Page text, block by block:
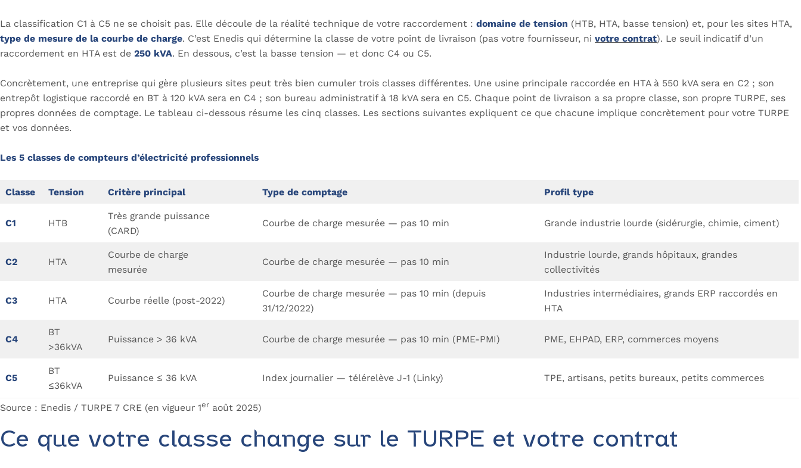
La classification C1 à C5 ne se choisit pas. Elle découle de la réalité technique de votre raccordement : domaine de tension (HTB, HTA, basse tension) et, pour les sites HTA,
type de mesure de la courbe de charge. C’est Enedis qui détermine la classe de votre point de livraison (pas votre fournisseur, ni votre contrat). Le seuil indicatif d’un
raccordement en HTA est de 250 kVA. En dessous, c’est la basse tension — et donc C4 ou C5.
Concrètement, une entreprise qui gère plusieurs sites peut très bien cumuler trois classes différentes. Une usine principale raccordée en HTA à 550 kVA sera en C2 ; son
entrepôt logistique raccordé en BT à 120 kVA sera en C4 ; son bureau administratif à 18 kVA sera en C5. Chaque point de livraison a sa propre classe, son propre TURPE, ses
propres données de comptage. Le tableau ci-dessous résume les cinq classes. Les sections suivantes expliquent ce que chacune implique concrètement pour votre TURPE
et vos données.
Les 5 classes de compteurs d’électricité professionnels
Classe Tension Critère principal Type de comptage Profil type
C1 HTB
Très grande puissance
(CARD)
Courbe de charge mesurée — pas 10 min Grande industrie lourde (sidérurgie, chimie, ciment)
C2 HTA
Courbe de charge
mesurée
Courbe de charge mesurée — pas 10 min
Industrie lourde, grands hôpitaux, grandes
collectivités
C3 HTA Courbe réelle (post-2022)
Courbe de charge mesurée — pas 10 min (depuis
31/12/2022)
Industries intermédiaires, grands ERP raccordés en
HTA
C4
BT
>36kVA
Puissance > 36 kVA Courbe de charge mesurée — pas 10 min (PME-PMI) PME, EHPAD, ERP, commerces moyens
C5
BT
≤36kVA
Puissance ≤ 36 kVA Index journalier — télérelève J-1 (Linky) TPE, artisans, petits bureaux, petits commerces
Source : Enedis / TURPE 7 CRE (en vigueur 1er août 2025)
Ce que votre classe change sur le TURPE et votre contrat